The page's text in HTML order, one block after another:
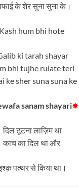
के शेर सुना सुना के।
Kash hum bhi hote
ki tarah shayar
bhi tujhe rulate teri
ke sher suna suna ke
sanam shayari✸
दिल टूटना लाज़िम था
काच का दिल था और
पत्थर से किया था।